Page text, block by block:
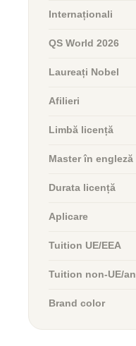
Internaționali
QS World 2026
Laureați Nobel
Afilieri
Limbă licență
Master în engleză
Durata licență
Aplicare
Tuition UE/EEA
Tuition non-UE/an
Brand color